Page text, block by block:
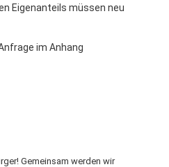
Eigenanteils müssen neu
im Anhang
Gemeinsam werden wir